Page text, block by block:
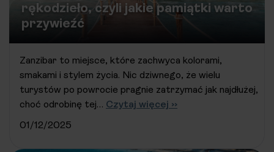
rękodzieło, czyli jakie pamiątki warto
przywieźć
Zanzibar to miejsce, które zachwyca kolorami,
smakami i stylem życia. Nic dziwnego, że wielu
turystów po powrocie pragnie zatrzymać jak najdłużej,
choć odrobinę tej… Czytaj więcej ››
01/12/2025